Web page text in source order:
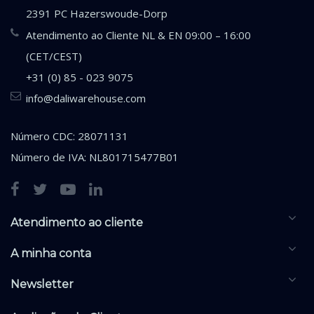
2391 PC Hazerswoude-Dorp
Atendimento ao Cliente NL & EN 09:00 – 16:00
(CET/CEST)
+31 (0) 85 - 023 9075
info@daliwarehouse.com
Número CDC: 28071131
Número de IVA: NL801715477B01
Atendimento ao cliente
A minha conta
Newsletter